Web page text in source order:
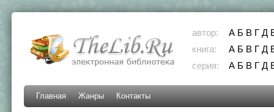
автор: А Б В Г Д
книга:
А Б В Г Д
серия:
А Б В Г Д
Главная Жанры Контакты